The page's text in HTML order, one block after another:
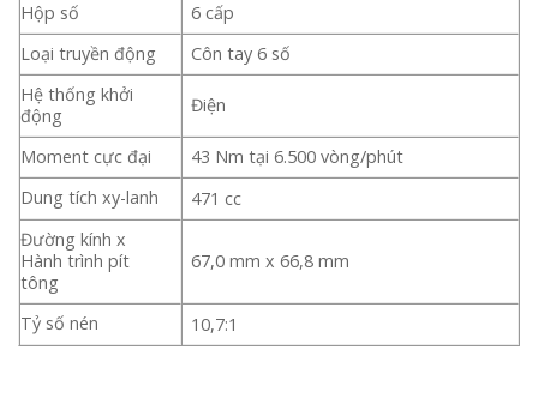
Hộp số
6 cấp
Loại truyền động
Côn tay 6 số
Hệ thống khởi
động
Điện
Moment cực đại
43 Nm tại 6.500 vòng/phút
Dung tích xy-lanh
471 cc
Đường kính x
Hành trình pít
tông
67,0 mm x 66,8 mm
Tỷ số nén 10,7:1